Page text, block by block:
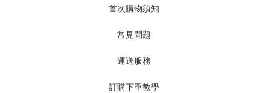
首次購物須知
常見問題
運送服務
訂購下單教學